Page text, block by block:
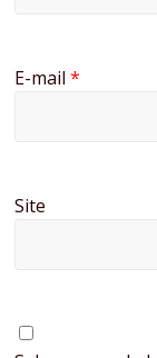
E-mail*
Site